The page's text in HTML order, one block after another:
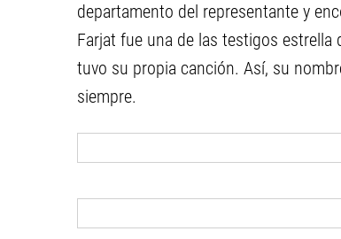
departamento del representante y
Farjat fue una de las testigos estrella
tuvo su propia canción. Así, su
siempre.